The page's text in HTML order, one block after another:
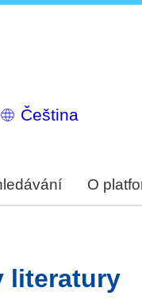
O
literatury